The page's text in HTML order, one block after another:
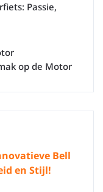
Passie,
op de Motor
Bell
en Stijl!